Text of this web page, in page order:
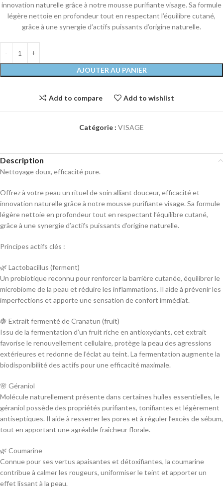
innovation naturelle grâce à notre mousse purifiante visage. Sa formule
légère nettoie en profondeur tout en respectant l’équilibre cutané,
grâce à une synergie d’actifs puissants d’origine naturelle.
AJOUTER AU PANIER
Add to compare Add to wishlist
Catégorie : VISAGE
Description
Nettoyage doux, efficacité pure.
Offrez à votre peau un rituel de soin alliant douceur, efficacité et
innovation naturelle grâce à notre mousse purifiante visage. Sa formule
légère nettoie en profondeur tout en respectant l’équilibre cutané,
grâce à une synergie d’actifs puissants d’origine naturelle.
Principes actifs clés :
🌿 Lactobacillus (ferment)
Un probiotique reconnu pour renforcer la barrière cutanée, équilibrer le
microbiome de la peau et réduire les inflammations. Il aide à prévenir les
imperfections et apporte une sensation de confort immédiat.
🍇 Extrait fermenté de Cranatun (fruit)
Issu de la fermentation d’un fruit riche en antioxydants, cet extrait
favorise le renouvellement cellulaire, protège la peau des agressions
extérieures et redonne de l’éclat au teint. La fermentation augmente la
biodisponibilité des actifs pour une efficacité maximale.
🌸 Géraniol
Molécule naturellement présente dans certaines huiles essentielles, le
géraniol possède des propriétés purifiantes, tonifiantes et légèrement
antiseptiques. Il aide à resserrer les pores et à réguler l’excès de sébum,
tout en apportant une agréable fraîcheur florale.
🌿 Coumarine
Connue pour ses vertus apaisantes et détoxifiantes, la coumarine
contribue à calmer les rougeurs, uniformiser le teint et apporter un
effet lissant à la peau.